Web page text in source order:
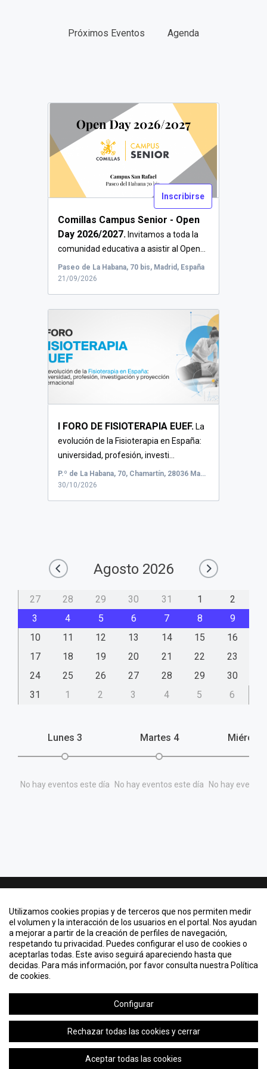
Utilizamos cookies propias y de terceros que nos permiten medir
el volumen y la interacción de los usuarios en el portal. Nos ayudan
a mejorar a partir de la creación de perfiles de navegación,
respetando tu privacidad. Puedes configurar el uso de cookies o
aceptarlas todas. Este aviso seguirá apareciendo hasta que
decidas. Para más información, por favor consulta nuestra Política
de cookies.
Configurar
Rechazar todas las cookies y cerrar
Aceptar todas las cookies
Próximos Eventos Agenda
Inscribirse
Comillas Campus Senior - Open
Day 2026/2027. Invitamos a toda la
comunidad educativa a asistir al Open...
Paseo de La Habana, 70 bis, Madrid, España
21/09/2026
I FORO DE FISIOTERAPIA EUEF. La
evolución de la Fisioterapia en España:
universidad, profesión, investi...
P.º de La Habana, 70, Chamartín, 28036 Madrid, España
30/10/2026
Agosto 2026
27 28 29 30 31 1
2
3
4 5 6 7 8
9
10
11 12 13 14 15
16
17
18 19 20 21 22
23
24
25 26 27 28 29
30
31
1 2 3 4 5 6
Lunes 3
No hay eventos este día
Martes 4
No hay eventos este día No hay
Quiero crear un evento
Información legal
Política de cookies
2026 © Eventos - Universidad Pontificia Comillas